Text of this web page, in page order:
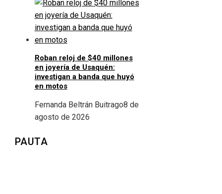
Roban reloj de $40 millones
en joyería de Usaquén:
investigan a banda que huyó
en motos
Fernanda Beltrán Buitrago8 de
agosto de 2026
PAUTA